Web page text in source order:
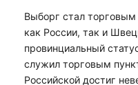
Выборг стал
как России, так и
провинциальный
служил торговым
Российской достиг